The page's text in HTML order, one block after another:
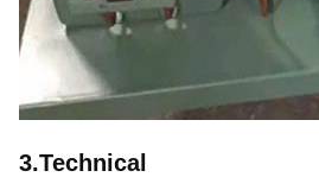
3.Technical